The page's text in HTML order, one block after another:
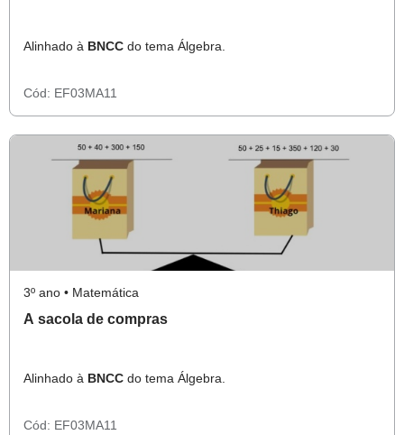
Alinhado à BNCC do tema Álgebra.
Cód: EF03MA11
3º ano • Matemática
A sacola de compras
Alinhado à BNCC do tema Álgebra.
Cód: EF03MA11